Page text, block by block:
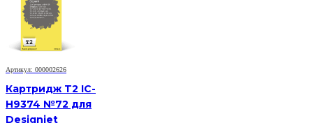
320C,
голубой,
оригинальный,
объем
мл
для
Canon
imagePROGRAF
TM-
Артикул: 000002626
Картридж T2 IC-
H9374 №72 для
Designjet